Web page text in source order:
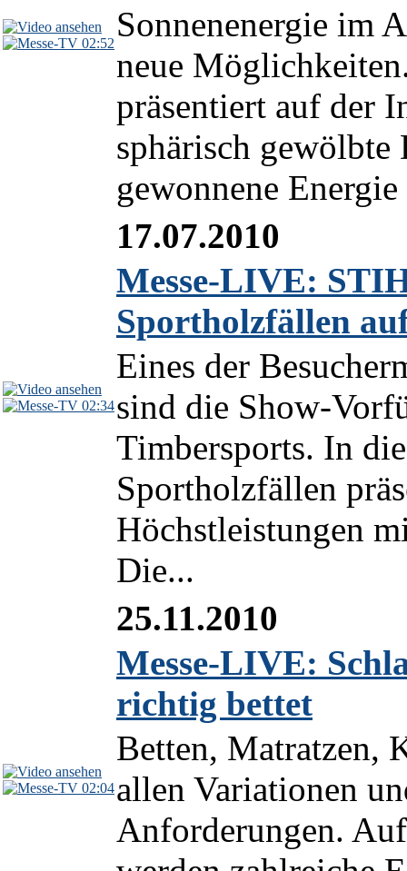
02:52 Sonnenenergie im
neue
präsentiert auf der
sphärisch gewölbte
gewonnene
02:34
17.07.2010
Messe-LIVE:
Sportholzfällen
Eines der
sind die Show-
Timbersports. In
Sportholzfällen
Höchstleistungen
Die...
02:04
25.11.2010
Messe-LIVE:
richtig bettet
Betten, Matratzen,
allen Variationen
Anforderungen.